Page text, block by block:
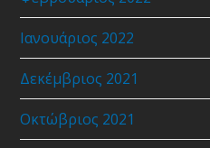
Ιανουάριος 2022
Δεκέμβριος 2021
Οκτώβριος 2021